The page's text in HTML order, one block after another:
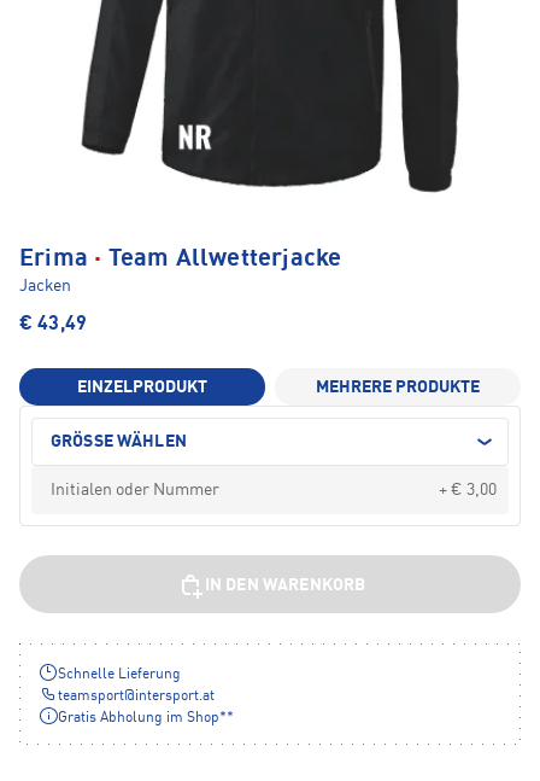
Erima · Team Allwetterjacke
Jacken
€ 43,49
EINZELPRODUKT MEHRERE PRODUKTE
GRÖSSE WÄHLEN
+ € 3,00
IN DEN WARENKORB
Schnelle Lieferung
teamsport@intersport.at
Gratis Abholung im Shop**